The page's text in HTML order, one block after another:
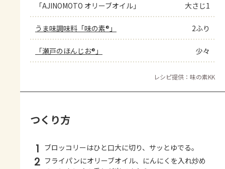
「AJINOMOTO オリーブオイル」 大さじ1
うま味調味料「味の素®」 2ふり
「瀬戸のほんじお®」 少々
レシピ提供：味の素KK
つくり方
1 ブロッコリーはひと口大に切り、サッとゆでる。
2 フライパンにオリーブオイル、にんにくを入れ炒め